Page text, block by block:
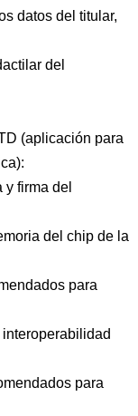
datos del titular,
del
(aplicación para
firma del
del chip de la
para
para